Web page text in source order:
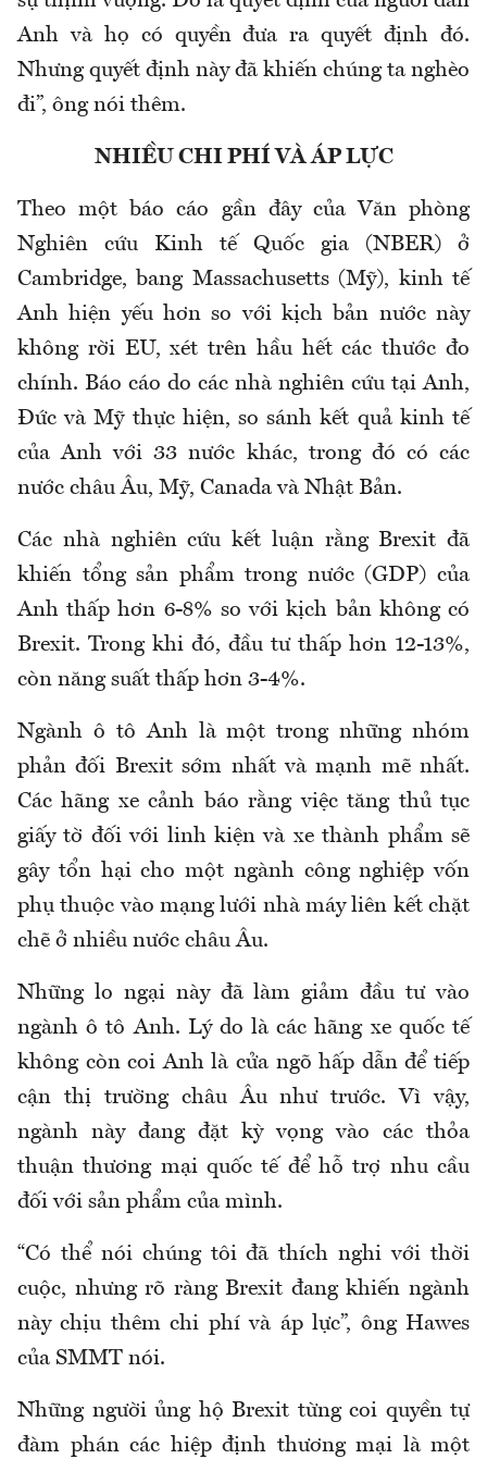
Anh và họ có quyền đưa ra quyết định đó.
Nhưng quyết định này đã khiến chúng ta nghèo
đi”, ông nói thêm.
NHIỀU CHI PHÍ VÀ ÁP LỰC
Theo một báo cáo gần đây của Văn phòng
Nghiên cứu Kinh tế Quốc gia (NBER) ở
Cambridge, bang Massachusetts (Mỹ), kinh tế
Anh hiện yếu hơn so với kịch bản nước này
không rời EU, xét trên hầu hết các thước đo
chính. Báo cáo do các nhà nghiên cứu tại Anh,
Đức và Mỹ thực hiện, so sánh kết quả kinh tế
của Anh với 33 nước khác, trong đó có các
nước châu Âu, Mỹ, Canada và Nhật Bản.
Các nhà nghiên cứu kết luận rằng Brexit đã
khiến tổng sản phẩm trong nước (GDP) của
Anh thấp hơn 6-8% so với kịch bản không có
Brexit. Trong khi đó, đầu tư thấp hơn 12-13%,
còn năng suất thấp hơn 3-4%.
Ngành ô tô Anh là một trong những nhóm
phản đối Brexit sớm nhất và mạnh mẽ nhất.
Các hãng xe cảnh báo rằng việc tăng thủ tục
giấy tờ đối với linh kiện và xe thành phẩm sẽ
gây tổn hại cho một ngành công nghiệp vốn
phụ thuộc vào mạng lưới nhà máy liên kết chặt
chẽ ở nhiều nước châu Âu.
Những lo ngại này đã làm giảm đầu tư vào
ngành ô tô Anh. Lý do là các hãng xe quốc tế
không còn coi Anh là cửa ngõ hấp dẫn để tiếp
cận thị trường châu Âu như trước. Vì vậy,
ngành này đang đặt kỳ vọng vào các thỏa
thuận thương mại quốc tế để hỗ trợ nhu cầu
đối với sản phẩm của mình.
“Có thể nói chúng tôi đã thích nghi với thời
cuộc, nhưng rõ ràng Brexit đang khiến ngành
này chịu thêm chi phí và áp lực”, ông Hawes
của SMMT nói.
Những người ủng hộ Brexit từng coi quyền tự
đàm phán các hiệp định thương mại là một